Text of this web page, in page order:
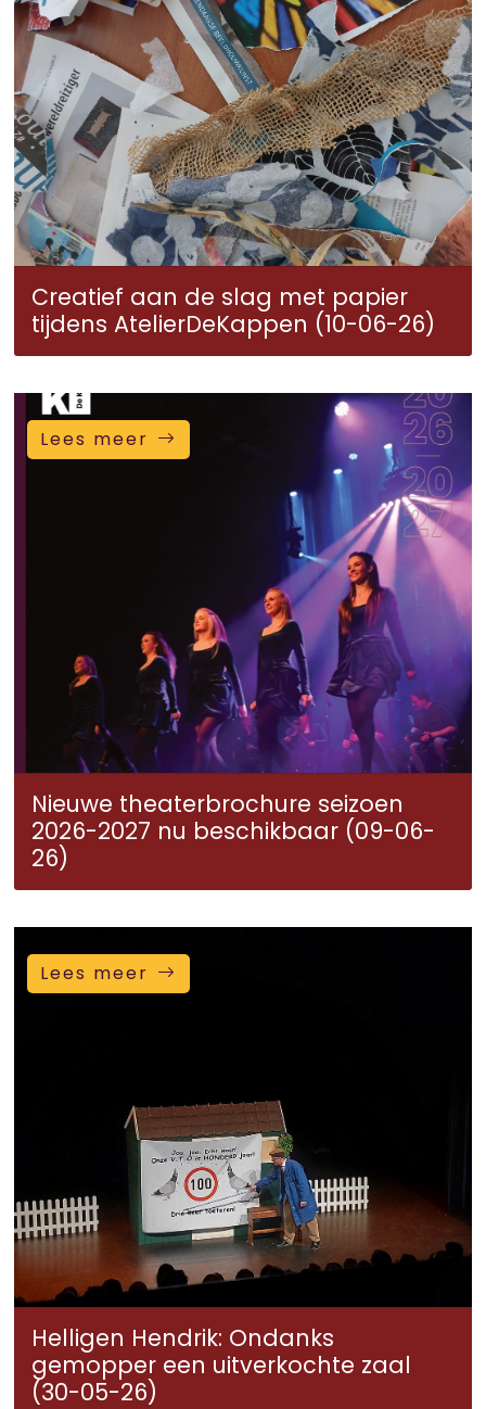
Creatief aan de slag met papier
tijdens AtelierDeKappen (10-06-26)
Lees meer
Nieuwe theaterbrochure seizoen
2026-2027 nu beschikbaar (09-06-
26)
Lees meer
Helligen Hendrik: Ondanks
gemopper een uitverkochte zaal
(30-05-26)